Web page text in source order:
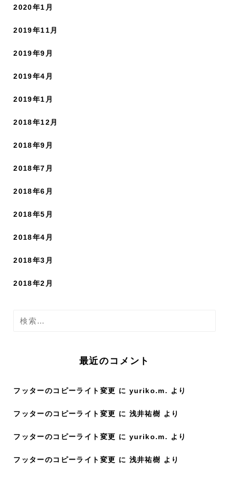
2020年1月
2019年11月
2019年9月
2019年4月
2019年1月
2018年12月
2018年9月
2018年7月
2018年6月
2018年5月
2018年4月
2018年3月
2018年2月
検
最近のコメント
フッターのコピーライト変更 に yuriko.m. より
フッターのコピーライト変更 に 浅井祐樹 より
フッターのコピーライト変更 に yuriko.m. より
フッターのコピーライト変更 に 浅井祐樹 より